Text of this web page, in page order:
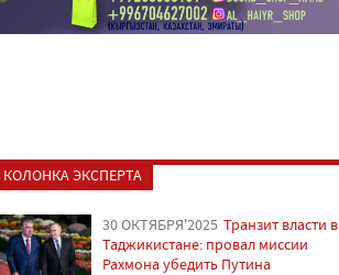
КОЛОНКА ЭКСПЕРТА
30 ОКТЯБРЯ'2025 Транзит власти в
Таджикистане: провал миссии
Рахмона убедить Путина